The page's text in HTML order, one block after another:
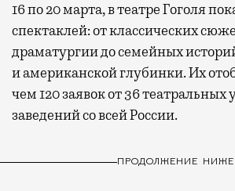
16 по 20 марта, в театре Гоголя
спектаклей: от классических
драматургии до семейных
и американской глубинки. Их
чем 120 заявок от 36 театральных
заведений со всей России.
ПРОДОЛЖЕНИЕ НИЖЕ